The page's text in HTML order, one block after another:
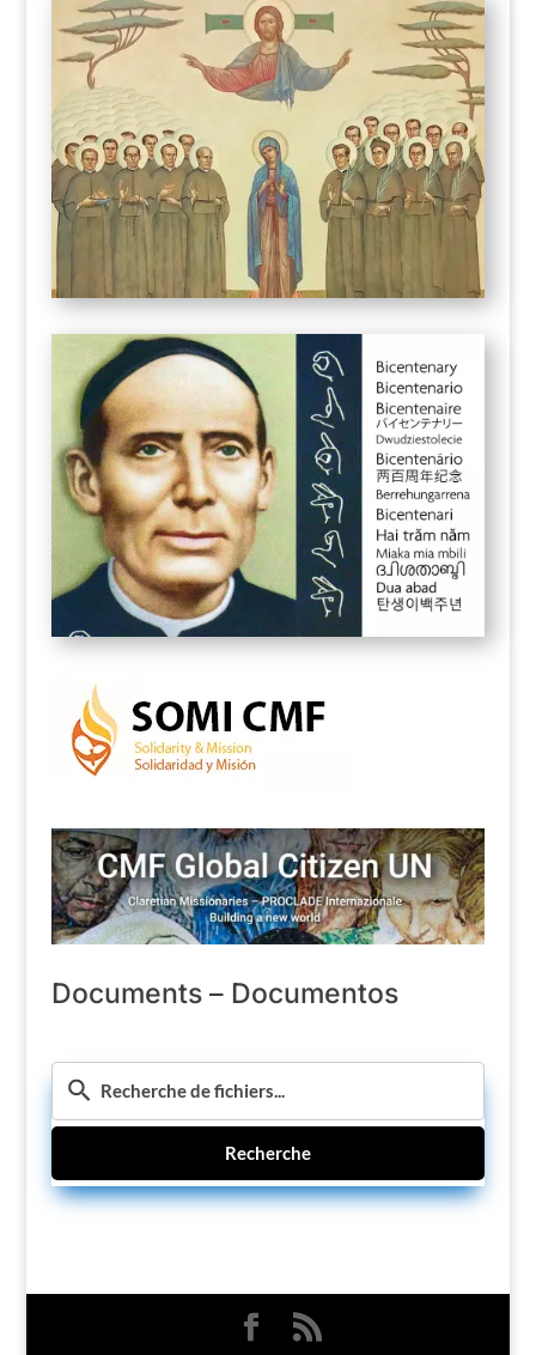
Documents – Documentos
Recherche